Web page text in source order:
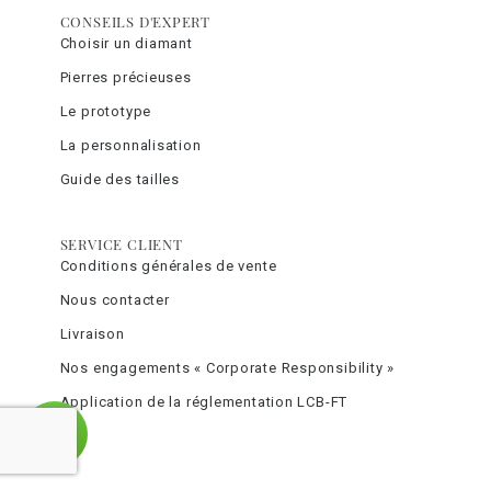
CONSEILS D'EXPERT
Choisir un diamant
Pierres précieuses
Le prototype
La personnalisation
Guide des tailles
SERVICE CLIENT
Conditions générales de vente
Nous contacter
Livraison
Nos engagements « Corporate Responsibility »
Application de la réglementation LCB-FT